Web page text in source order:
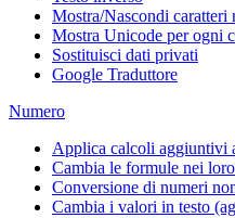
Mostra/Nascondi caratteri
Mostra Unicode per ogni
Sostituisci dati privati
Google Traduttore
Numero
Applica calcoli aggiuntivi
Cambia le formule nei
Conversione di numeri
Cambia i valori in testo